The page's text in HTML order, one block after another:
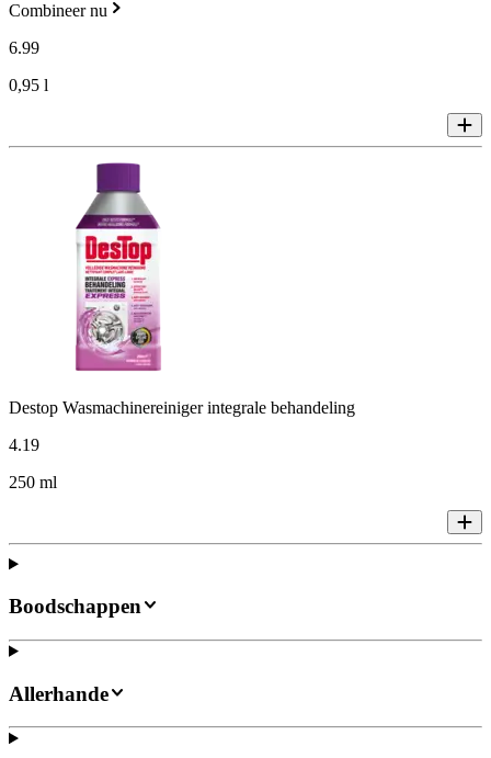
Combineer nu
6.99
0,95 l
Destop Wasmachinereiniger integrale behandeling
4.19
250 ml
Boodschappen
Allerhande